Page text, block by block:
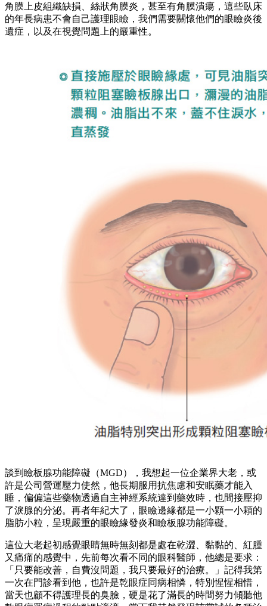
角膜上皮組織缺損、絲狀角膜炎，甚至有角膜潰瘍，這些臥床
的年長病患不會自己護理眼瞼，我們需要關懷他們的眼瞼炎後
遺症，以及在視覺問題上的嚴重性。
談到瞼板腺功能障礙（MGD），我想起一位企業界大老，或
許是公司營運壓力使然，他長期服用抗焦慮和安眠藥才能入
睡，偏偏這些藥物透過自主神經系統達到藥效時，也間接壓抑
了淚腺的分泌。再者年紀大了，眼瞼邊緣都是一小顆一小顆的
脂肪小粒，呈現嚴重的眼瞼緣發炎和瞼板腺功能障礙。
這位大老起初感覺眼睛無時無刻都是處在乾澀、黏黏的、紅腫
又痛痛的感覺中，先前每次看不同的眼科醫師，他總是要求：
「只要能改善，自費沒問題，我只要最好的治療。」記得我第
一次在門診看到他，也許是乾眼症同病相憐，特別惺惺相惜，
當天也顧不得護理長的臭臉，硬是花了滿長的時間努力傾聽他